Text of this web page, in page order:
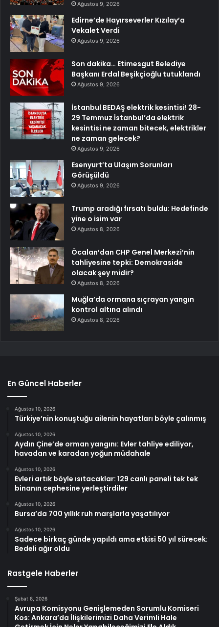
Ağustos 9, 2026
Edirne’de Hayırseverler Kızılay’a
Vekalet Verdi
Ağustos 9, 2026
Son dakika… Etimesgut Belediye
Başkanı Erdal Beşikçioğlu tutuklandı
Ağustos 9, 2026
İstanbul BEDAŞ elektrik kesintisi! 28-
29 Temmuz İstanbul’da elektrik
kesintisi ne zaman bitecek, elektrikler
ne zaman gelecek?
Ağustos 9, 2026
Esenyurt’ta Ulaşım Sorunları
Görüşüldü
Ağustos 9, 2026
Trump aradığı fırsatı buldu: Hedefinde
yine o isim var
Ağustos 8, 2026
Öcalan’dan CHP Genel Merkezi’nin
tahliyesine tepki: Demokraside
olacak şey midir?
Ağustos 8, 2026
Muğla’da ormana sıçrayan yangın
kontrol altına alındı
Ağustos 8, 2026
En Güncel Haberler
Ağustos 10, 2026
Türkiye’nin konuştuğu ailenin hayatları böyle çalınmış
Ağustos 10, 2026
Aydın Çine’de orman yangını: Evler tahliye ediliyor,
havadan ve karadan yoğun müdahale
Ağustos 10, 2026
Evleri artık böyle ısıtacaklar: 129 canlı paneli tek tek
binanın cephesine yerleştirdiler
Ağustos 10, 2026
Bursa’da 700 yıllık ruh marşlarla yaşatılıyor
Ağustos 10, 2026
Sadece birkaç günde yapıldı ama etkisi 50 yıl sürecek:
Bedeli ağır oldu
Rastgele Haberler
Şubat 8, 2026
Avrupa Komisyonu Genişlemeden Sorumlu Komiseri
Kos: Ankara’da İlişkilerimizi Daha Verimli Hale